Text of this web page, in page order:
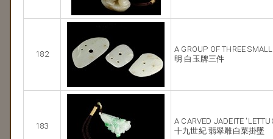
182
A GROUP OF THREE
明 白玉牌三件
183
A CARVED JADEITE
十九世紀 翡翠雕白菜掛墜